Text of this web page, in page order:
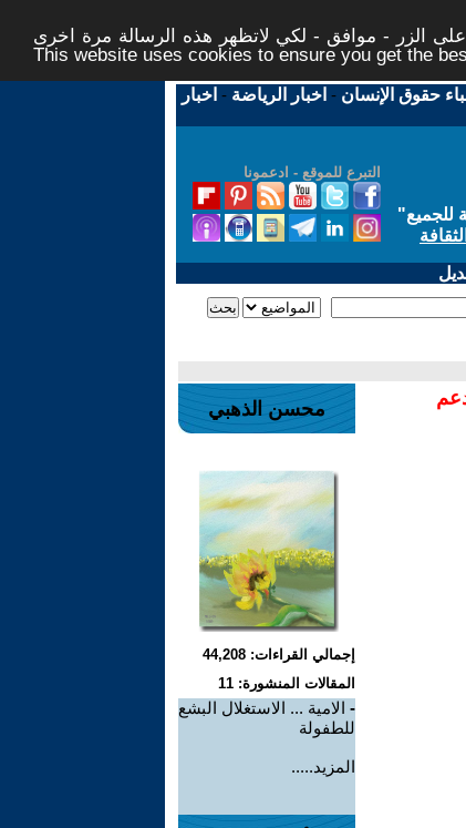
الزر - موافق - لكي لاتظهر هذه الرسالة مرة اخرى -
This website uses cookies to ensure you get the
حقوق الإنسان - اخبار الرياضة - اخبار
التبرع للموقع - ادعمونا
للجميع"
محسن الذهبي
إجمالي القراءات: 44,208
المقالات المنشورة: 11
- الامية ... الاستغلال البشع
للطفولة
المزيد.....